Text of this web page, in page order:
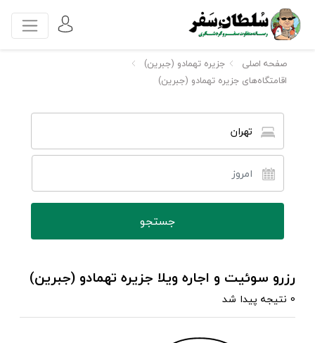
صفحه اصلی
جزیره تهمادو (جبرین)
اقامتگاه‌های جزیره تهمادو (جبرین)
تهران
رزرو سوئیت و اجاره ویلا جزیره تهمادو (جبرین)
0 نتیجه پیدا شد